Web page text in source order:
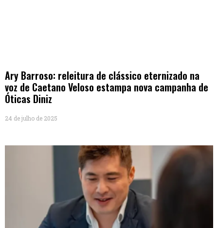
Ary Barroso: releitura de clássico eternizado na
voz de Caetano Veloso estampa nova campanha de
Óticas Diniz
24 de julho de 2025